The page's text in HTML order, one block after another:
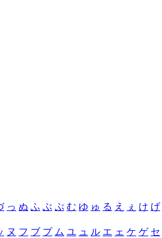
っ ぬ ふ ぶ ぷ む ゆ ゅ る え ぇ け げ
ヌ フ ブ プ ム ユ ュ ル エ ェ ケ ゲ セ